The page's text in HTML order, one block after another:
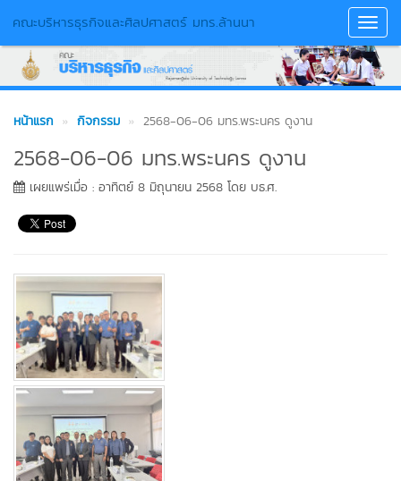
คณะบริหารธุรกิจและศิลปศาสตร์ มทร.ล้านนา
หน้าแรก กิจกรรม 2568-06-06 มทร.พระนคร ดูงาน
2568-06-06 มทร.พระนคร ดูงาน
เผยแพร่เมื่อ : อาทิตย์ 8 มิถุนายน 2568 โดย บธ.ศ.